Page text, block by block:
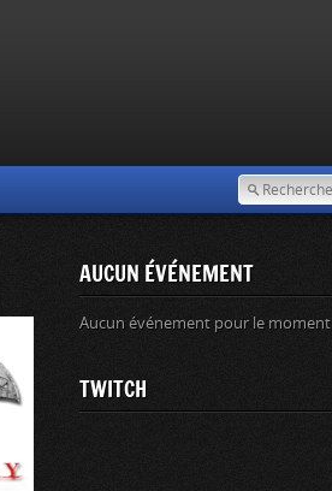
AUCUN ÉVÉNEMENT
Aucun événement pour le moment
TWITCH